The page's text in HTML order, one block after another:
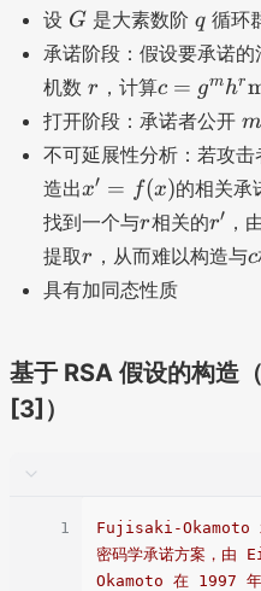
设 G
G 是大素数阶 q
q循环
承诺阶段：假设要承诺的
机数 r
r ，计算c
=
g
^
m
h
^
r
\
x
t
}
p
c = gmhr
打开阶段：承诺者公开 m
,r
m
不可延展性分析：若攻
造出x'
x
)
x′ = f(x)的相关承
找到一个与r
r相关的r
'
r′ ，
提取r
r ，从而难以构造与c
c
具有加同态性质
基于 RSA 假设的构造
[3]）
1 Fujisaki-Okamoto
密码学承诺方案，由
Okamoto 在 1997